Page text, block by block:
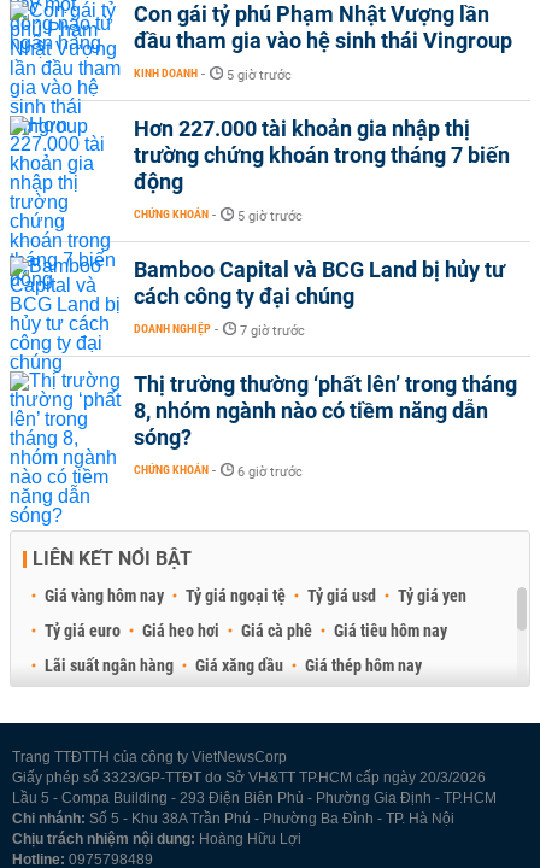
Con gái tỷ phú Phạm Nhật Vượng lần
đầu tham gia vào hệ sinh thái Vingroup
KINH DOANH - 5 giờ trước
Hơn 227.000 tài khoản gia nhập thị
trường chứng khoán trong tháng 7 biến
động
CHỨNG KHOÁN - 5 giờ trước
Bamboo Capital và BCG Land bị hủy tư
cách công ty đại chúng
DOANH NGHIỆP - 7 giờ trước
Thị trường thường ‘phất lên’ trong tháng
8, nhóm ngành nào có tiềm năng dẫn
sóng?
CHỨNG KHOÁN - 6 giờ trước
LIÊN KẾT NỔI BẬT
Giá vàng hôm nay Tỷ giá ngoại tệ Tỷ giá usd
Tỷ giá yen
Tỷ giá euro
Giá heo hơi Giá cà phê
Giá tiêu hôm nay
Lãi suất ngân hàng
Giá xăng dầu
Giá thép hôm nay
Trang TTĐTTH của công ty VietNewsCorp
Giấy phép số 3323/GP-TTĐT do Sở VH&TT TP.HCM cấp ngày 20/3/2026
Lầu 5 - Compa Building - 293 Điện Biên Phủ - Phường Gia Định - TP.HCM
Chi nhánh: Số 5 - Khu 38A Trần Phú - Phường Ba Đình - TP. Hà Nội
Chịu trách nhiệm nội dung: Hoàng Hữu Lợi
Hotline: 0975798489